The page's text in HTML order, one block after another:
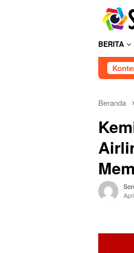
BERITA
Beranda